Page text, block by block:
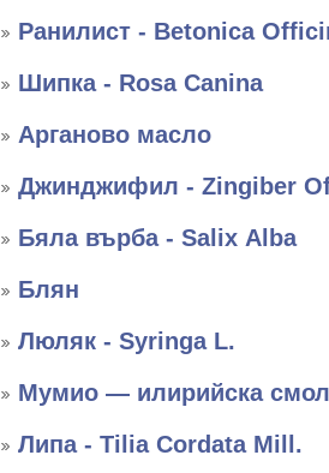
Ранилист - Betonica
Шипка - Rosa Canina
Арганово масло
Джинджифил - Zingiber
Бяла върба - Salix Аlba
Блян
Люляк - Syringa L.
Мумио — илирийска
Липа - Tilia Cordata Mill.